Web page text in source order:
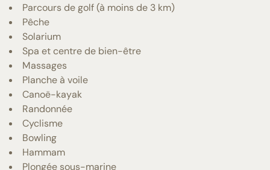
Parcours de golf (à moins de 3 km)
Pêche
Solarium
Spa et centre de bien-être
Massages
Planche à voile
Canoë-kayak
Randonnée
Cyclisme
Bowling
Hammam
Plongée sous-marine